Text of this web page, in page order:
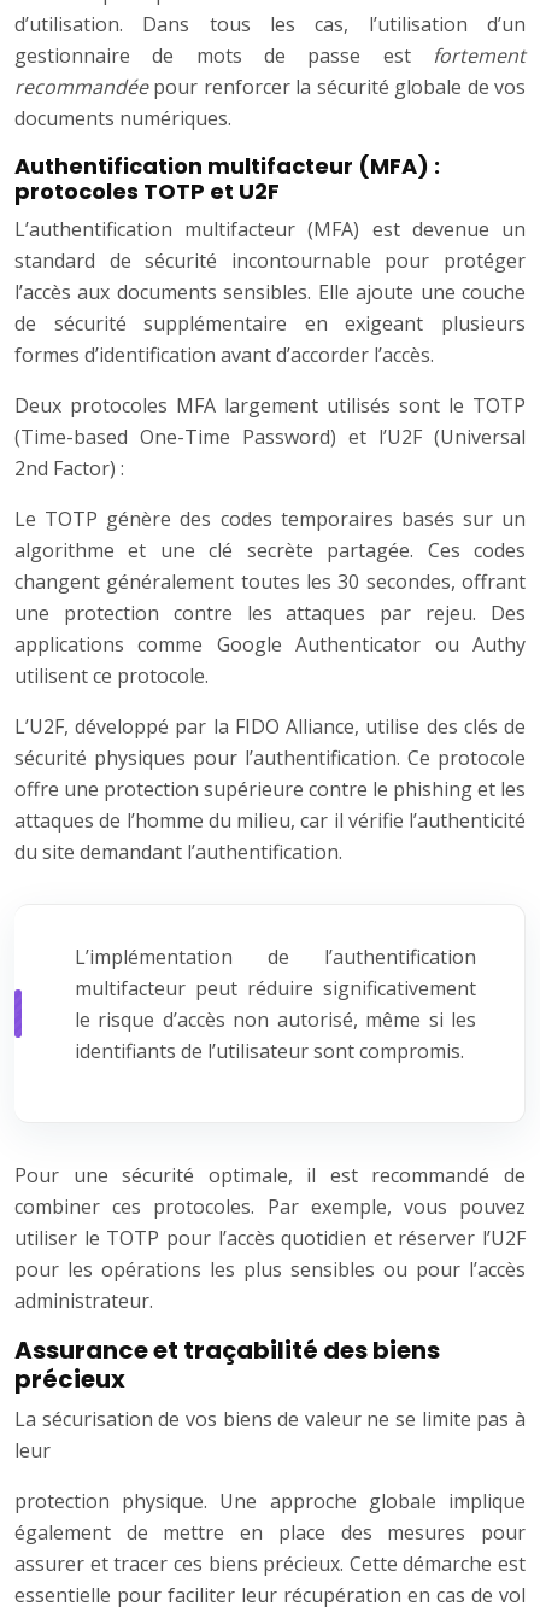
d’utilisation. Dans tous les cas, l’utilisation d’un
gestionnaire de mots de passe est fortement
recommandéepour renforcer la sécurité globale de vos
documents numériques.
Authentification multifacteur (MFA) :
protocoles TOTP et U2F
L’authentification multifacteur (MFA) est devenue un
standard de sécurité incontournable pour protéger
l’accès aux documents sensibles. Elle ajoute une couche
de sécurité supplémentaire en exigeant plusieurs
formes d’identification avant d’accorder l’accès.
Deux protocoles MFA largement utilisés sont le TOTP
(Time-based One-Time Password) et l’U2F (Universal
2nd Factor) :
Le TOTP génère des codes temporaires basés sur un
algorithme et une clé secrète partagée. Ces codes
changent généralement toutes les 30 secondes, offrant
une protection contre les attaques par rejeu. Des
applications comme Google Authenticator ou Authy
utilisent ce protocole.
L’U2F, développé par la FIDO Alliance, utilise des clés de
sécurité physiques pour l’authentification. Ce protocole
offre une protection supérieure contre le phishing et les
attaques de l’homme du milieu, car il vérifie l’authenticité
du site demandant l’authentification.
L’implémentation de l’authentification
multifacteur peut réduire significativement
le risque d’accès non autorisé, même si les
identifiants de l’utilisateur sont compromis.
Pour une sécurité optimale, il est recommandé de
combiner ces protocoles. Par exemple, vous pouvez
utiliser le TOTP pour l’accès quotidien et réserver l’U2F
pour les opérations les plus sensibles ou pour l’accès
administrateur.
Assurance et traçabilité des biens
précieux
La sécurisation de vos biens de valeur ne se limite pas à
leur
protection physique. Une approche globale implique
également de mettre en place des mesures pour
assurer et tracer ces biens précieux. Cette démarche est
essentielle pour faciliter leur récupération en cas de vol